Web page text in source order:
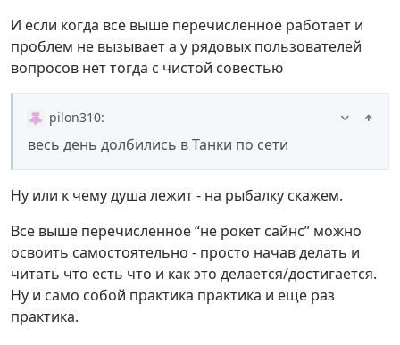
И если когда все выше перечисленное работает и
проблем не вызывает а у рядовых пользователей
вопросов нет тогда с чистой совестью
pilon310:
весь день долбились в Танки по сети
Ну или к чему душа лежит - на рыбалку скажем.
Все выше перечисленное “не рокет сайнс” можно
освоить самостоятельно - просто начав делать и
читать что есть что и как это делается/достигается.
Ну и само собой практика практика и еще раз
практика.